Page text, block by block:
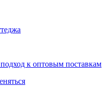
к оптовым поставкам